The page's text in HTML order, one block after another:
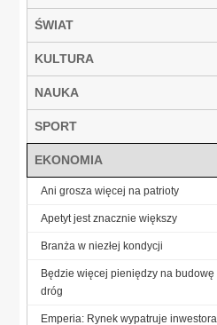
ŚWIAT
KULTURA
NAUKA
SPORT
EKONOMIA
Ani grosza więcej na patrioty
Apetyt jest znacznie większy
Branża w niezłej kondycji
Będzie więcej pieniędzy na budowę
dróg
Emperia: Rynek wypatruje inwestora